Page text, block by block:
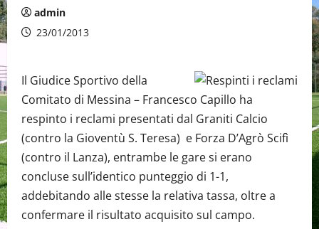
admin
23/01/2013
Il Giudice Sportivo della
Comitato di Messina – Francesco Capillo ha
respinto i reclami presentati dal Graniti Calcio
(contro la Gioventù S. Teresa) e Forza D’Agrò Scifì
(contro il Lanza), entrambe le gare si erano
concluse sull’identico punteggio di 1-1,
addebitando alle stesse la relativa tassa, oltre a
confermare il risultato acquisito sul campo.